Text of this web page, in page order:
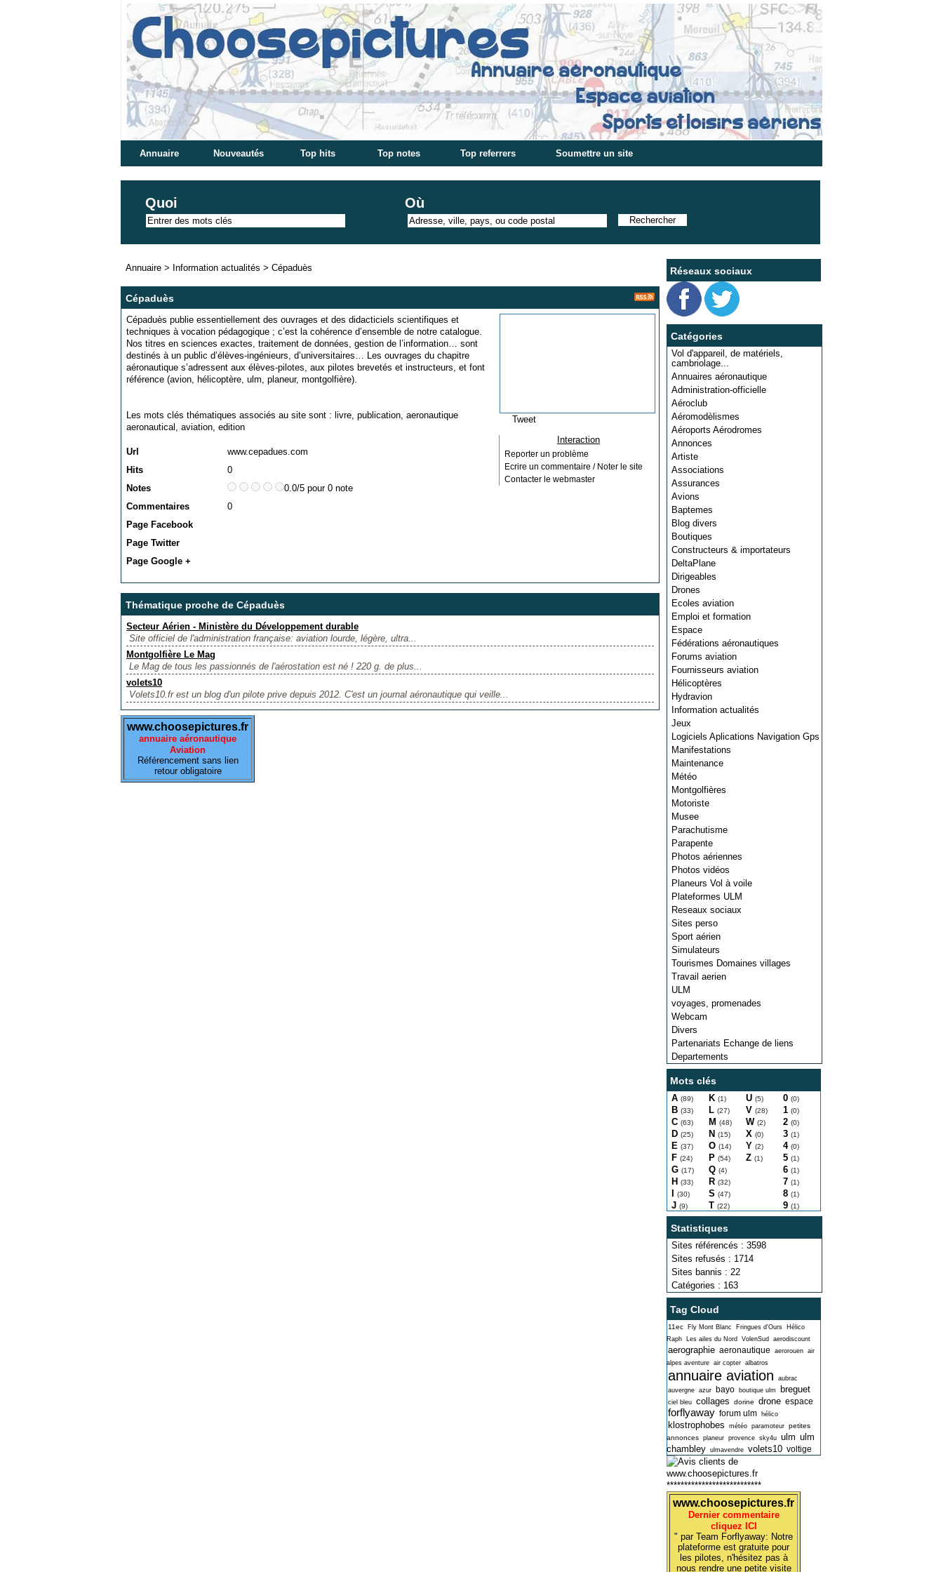
Annuaire Nouveautés Top hits Top notes Top referrers Soumettre un site
Quoi Où
Réseaux sociaux
Catégories
Vol d'appareil, de matériels,
cambriolage...
Annuaires aéronautique
Administration-officielle
Aéroclub
Aéromodèlismes
Aéroports Aérodromes
Annonces
Artiste
Associations
Assurances
Avions
Baptemes
Blog divers
Boutiques
Constructeurs & importateurs
DeltaPlane
Dirigeables
Drones
Ecoles aviation
Emploi et formation
Espace
Fédérations aéronautiques
Forums aviation
Fournisseurs aviation
Hélicoptères
Hydravion
Information actualités
Jeux
Logiciels Aplications Navigation Gps
Manifestations
Maintenance
Météo
Montgolfières
Motoriste
Musee
Parachutisme
Parapente
Photos aériennes
Photos vidéos
Planeurs Vol à voile
Plateformes ULM
Reseaux sociaux
Sites perso
Sport aérien
Simulateurs
Tourismes Domaines villages
Travail aerien
ULM
voyages, promenades
Webcam
Divers
Partenariats Echange de liens
Departements
Mots clés
A (89)
B (33)
C (63)
D (25)
E (37)
F (24)
G (17)
H (33)
(30)
J (9)
K (1)
L (27)
M (48)
N (15)
O (14)
P (54)
Q (4)
R (32)
S (47)
T (22)
U (5)
V (28)
W (2)
X (0)
Y (2)
Z (1)
0 (0)
1 (0)
2 (0)
3 (1)
4 (0)
5 (1)
6 (1)
7 (1)
8 (1)
9 (1)
Statistiques
Sites référencés : 3598
Sites refusés : 1714
Sites bannis : 22
Catégories : 163
Tag Cloud
11ec Fly Mont Blanc Fringues d'Ours
Hélico
Raph
Les ailes du Nord VolenSud aerodiscount
aerographie aeronautique aerorouen air
alpes aventure air copter albatros
annuaire aviation
aubrac
auvergne azur bayo boutique ulm breguet
ciel bleu collages dorine drone espace
forflyaway forum ulm hélico
klostrophobes météo paramoteur petites
annonces planeur provence sky4u ulm ulm
chambley ulmavendre volets10 voltige
***************************
www.choosepictures.fr
Dernier commentaire
cliquez ICI
" par Team Forflyaway: Notre
plateforme est gratuite pour
les pilotes, n'hésitez pas à
nous rendre une petite visite
Annuaire > Information actualités > Cépaduès
Cépaduès
Cépaduès publie essentiellement des ouvrages et des didacticiels scientifiques et
techniques à vocation pédagogique ; c’est la cohérence d’ensemble de notre catalogue.
Nos titres en sciences exactes, traitement de données, gestion de l’information… sont
destinés à un public d’élèves-ingénieurs, d’universitaires… Les ouvrages du chapitre
aéronautique s’adressent aux élèves-pilotes, aux pilotes brevetés et instructeurs, et font
référence (avion, hélicoptère, ulm, planeur, montgolfière).
Les mots clés thématiques associés au site sont : livre, publication, aeronautique
aeronautical , aviation, edition
Url
www.cepadues.com
Hits
0
Notes
0.0/5 pour 0 note
Commentaires
0
Page Facebook
Page Twitter
Page Google +
Tweet
Interaction
Reporter un problème
Ecrire un commentaire / Noter le site
Contacter le webmaster
Thématique proche de Cépaduès
Secteur Aérien - Ministère du Développement durable
Site officiel de l'administration française: aviation lourde, légère, ultra...
Montgolfière Le Mag
Le Mag de tous les passionnés de l'aérostation est né ! 220 g. de plus...
volets10
Volets10.fr est un blog d'un pilote prive depuis 2012. C'est un journal aéronautique qui veille...
www.choosepictures.fr
annuaire aéronautique
Aviation
Référencement sans lien
retour obligatoire